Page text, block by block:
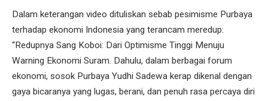
Dalam keterangan video dituliskan sebab pesimisme Purbaya
terhadap ekonomi Indonesia yang terancam meredup:
“Redupnya Sang Koboi: Dari Optimisme Tinggi Menuju
Warning Ekonomi Suram. Dahulu, dalam berbagai forum
ekonomi, sosok Purbaya Yudhi Sadewa kerap dikenal dengan
gaya bicaranya yang lugas, berani, dan penuh rasa percaya diri